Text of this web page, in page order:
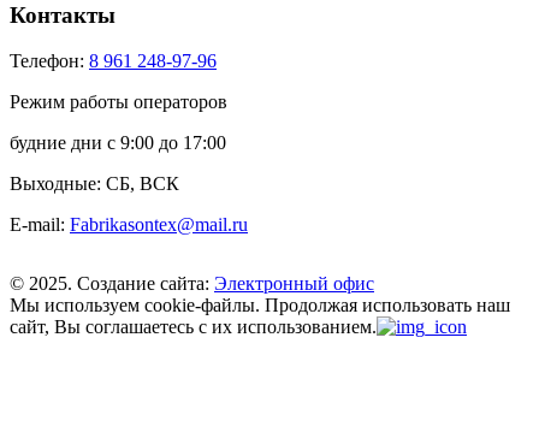
Контакты
Телефон: 8 961 248-97-96
Режим работы операторов
будние дни с 9:00 до 17:00
Выходные: СБ, ВСК
E-mail: Fabrikasontex@mail.ru
© 2025. Создание сайта: Электронный офис
Мы используем cookie-файлы. Продолжая использовать наш
сайт, Вы соглашаетесь с их использованием.